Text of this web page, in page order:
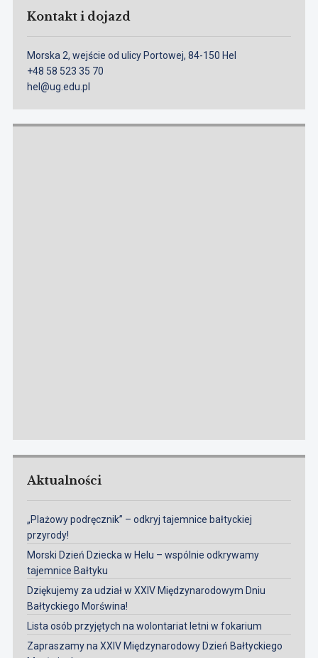
Kontakt i dojazd
Morska 2, wejście od ulicy Portowej, 84-150 Hel
+48 58 523 35 70
hel@ug.edu.pl
Aktualności
„Plażowy podręcznik” – odkryj tajemnice bałtyckiej
przyrody!
Morski Dzień Dziecka w Helu – wspólnie odkrywamy
tajemnice Bałtyku
Dziękujemy za udział w XXIV Międzynarodowym Dniu
Bałtyckiego Morświna!
Lista osób przyjętych na wolontariat letni w fokarium
Zapraszamy na XXIV Międzynarodowy Dzień Bałtyckiego